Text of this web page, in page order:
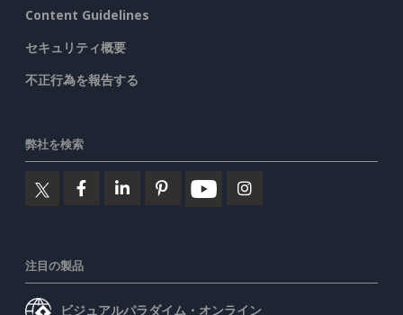
Content Guidelines
セキュリティ概要
不正行為を報告する
弊社を検索
注目の製品
ビジュアルパラダイム・オンライン